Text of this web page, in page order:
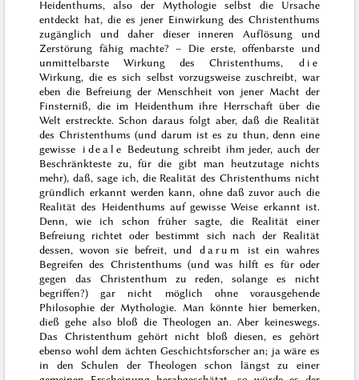
Heidenthums, also der Mythologie selbst die Ursache
entdeckt hat, die es jener Einwirkung des Christenthums
zugänglich und daher dieser inneren Auflösung und
Zerstörung fähig machte? – Die erste, offenbarste und
unmittelbarste Wirkung des Christenthums,
die
Wirkung, die es sich selbst vorzugsweise zuschreibt, war
eben die Befreiung der Menschheit von jener Macht der
Finsterniß, die im Heidenthum ihre Herrschaft über die
Welt erstreckte. Schon daraus folgt aber, daß die Realität
des Christenthums (und darum ist es zu thun, denn eine
gewisse
ideale Bedeutung schreibt ihm jeder, auch der
Beschränkteste zu, für die gibt man heutzutage nichts
mehr), daß, sage ich, die Realität des Christenthums nicht
gründlich erkannt werden kann, ohne daß zuvor auch die
Realität des Heidenthums auf gewisse Weise erkannt ist.
Denn, wie ich schon früher sagte, die Realität einer
Befreiung richtet oder bestimmt sich nach der Realität
dessen, wovon sie befreit, und
darum
ist ein wahres
Begreifen des Christenthums (und was hilft es für oder
gegen das Christenthum zu reden, solange es nicht
begriffen?) gar nicht möglich ohne vorausgehende
Philosophie der Mythologie. Man könnte hier bemerken,
dieß gehe also bloß die Theologen an. Aber keineswegs.
Das Christenthum gehört nicht bloß diesen, es gehört
ebenso wohl dem ächten Geschichtsforscher an; ja wäre es
in den Schulen der Theologen schon längst zu einer